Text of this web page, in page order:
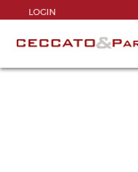
LOGIN